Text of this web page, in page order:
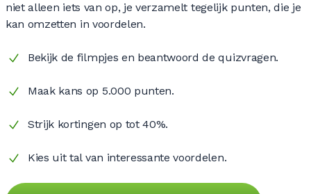
niet alleen iets van op, je verzamelt tegelijk punten, die je
kan omzetten in voordelen.
Bekijk de filmpjes en beantwoord de quizvragen.
Maak kans op 5.000 punten.
Strijk kortingen op tot 40%.
Kies uit tal van interessante voordelen.